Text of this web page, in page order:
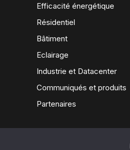
Efficacité énergétique
Résidentiel
Bâtiment
Eclairage
Industrie et Datacenter
Communiqués et produits
Partenaires